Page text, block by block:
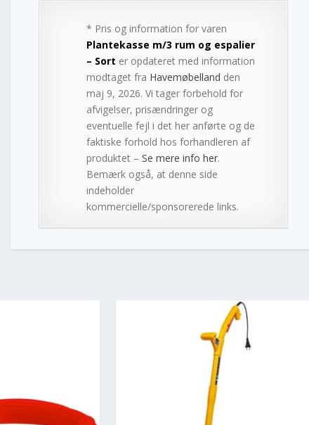
* Pris og information for varen
Plantekasse m/3 rum og espalier
– Sort er opdateret med information
modtaget fra Havemøbelland den
maj 9, 2026. Vi tager forbehold for
afvigelser, prisændringer og
eventuelle fejl i det her anførte og de
faktiske forhold hos forhandleren af
produktet – Se mere info her.
Bemærk også, at denne side
indeholder
kommercielle/sponsorerede links.